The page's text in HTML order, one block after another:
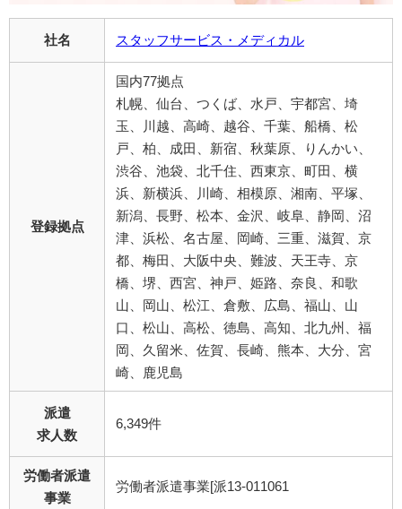
社名 スタッフサービス・メディカル
登録拠点
国内77拠点
札幌、仙台、つくば、水戸、宇都宮、埼
玉、川越、高崎、越谷、千葉、船橋、松
戸、柏、成田、新宿、秋葉原、りんかい、
渋谷、池袋、北千住、西東京、町田、横
浜、新横浜、川崎、相模原、湘南、平塚、
新潟、長野、松本、金沢、岐阜、静岡、沼
津、浜松、名古屋、岡崎、三重、滋賀、京
都、梅田、大阪中央、難波、天王寺、京
橋、堺、西宮、神戸、姫路、奈良、和歌
山、岡山、松江、倉敷、広島、福山、山
口、松山、高松、徳島、高知、北九州、福
岡、久留米、佐賀、長崎、熊本、大分、宮
崎、鹿児島
派遣
求人数
6,349件
労働者派遣
事業
労働者派遣事業[派13-011061